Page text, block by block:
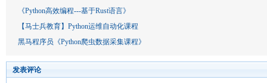
《Python高效编程---基于Rust语言》
【马士兵教育】Python运维自动化课程
黑马程序员《Python爬虫数据采集课程》
发表评论